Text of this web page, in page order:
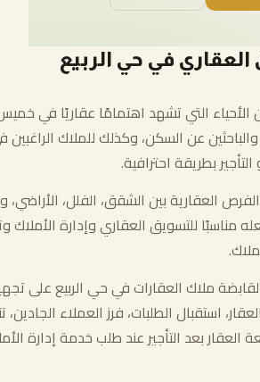
في حي الربيع
الأحياء التي تشهد اهتمامًا عقاريًا في
عن السكن، وكذلك للملاك
بطريقة احترافية.
العقارية بين الشقق، الفلل، الأراضي،
مناسبًا للتسويق العقاري وإدارة الأملاك
ملاك العقارات في حي الربيع على
استقبال الطلبات، فرز العملاء
العقار بعد التأجير عند طلب خدمة إدارة